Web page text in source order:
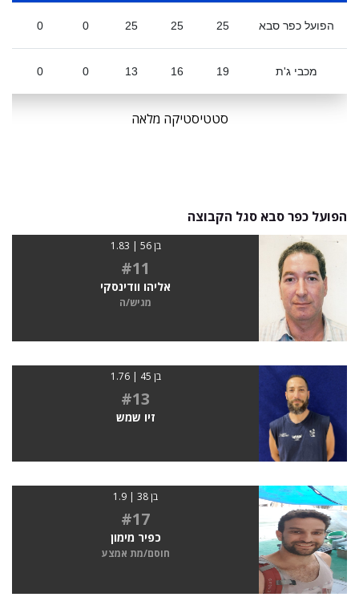
הפועל כפר סבא 25
25
25
0
0
מכבי ג'ת 19
16
13
0
0
סטטיסטיקה מלאה
הפועל כפר סבא סגל הקבוצה
בן 56 | 1.83
#11
אליהו וודינסקי
מגיש/ה
בן 45 | 1.76
#13
זיו שמש
בן 38 | 1.9
#17
כפיר מימון
חוסם/מת אמצע